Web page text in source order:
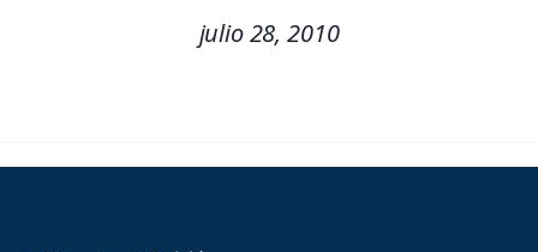
julio 28, 2010